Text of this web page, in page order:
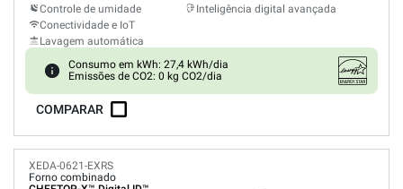
Controle de umidade
Conectividade e IoT
Lavagem automática
Inteligência digital avançada
Consumo em kWh: 27,4 kWh/dia
Emissões de CO2: 0 kg CO2/dia
COMPARAR
XEDA-0621-EXRS
Forno combinado